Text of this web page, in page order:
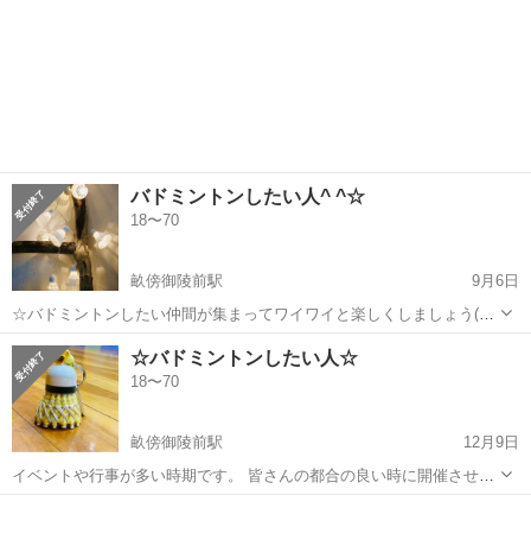
バドミントンしたい人^ ^☆
18〜70
畝傍御陵前駅
9月6日
☆バドミントンしたい仲間が集まってワイワイと楽しくしましょう(^^)
☆ 参加までの流れを添えてお問合せ下さい。 正確入力情報(名前・苗
字のみ、住まいは市町村迄で結構です。 年齢、バドミントン歴もお
願いします。 不完全...
奈良 橿原市 畝傍御陵前駅 バドミントン
☆バドミントンしたい人☆
18〜70
畝傍御陵前駅
12月9日
イベントや行事が多い時期です。 皆さんの都合の良い時に開催させて
頂いています。 (開催予定していたものが、仕方なく変更、中止になる